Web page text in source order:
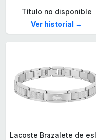
Título no disponible
Ver historial →